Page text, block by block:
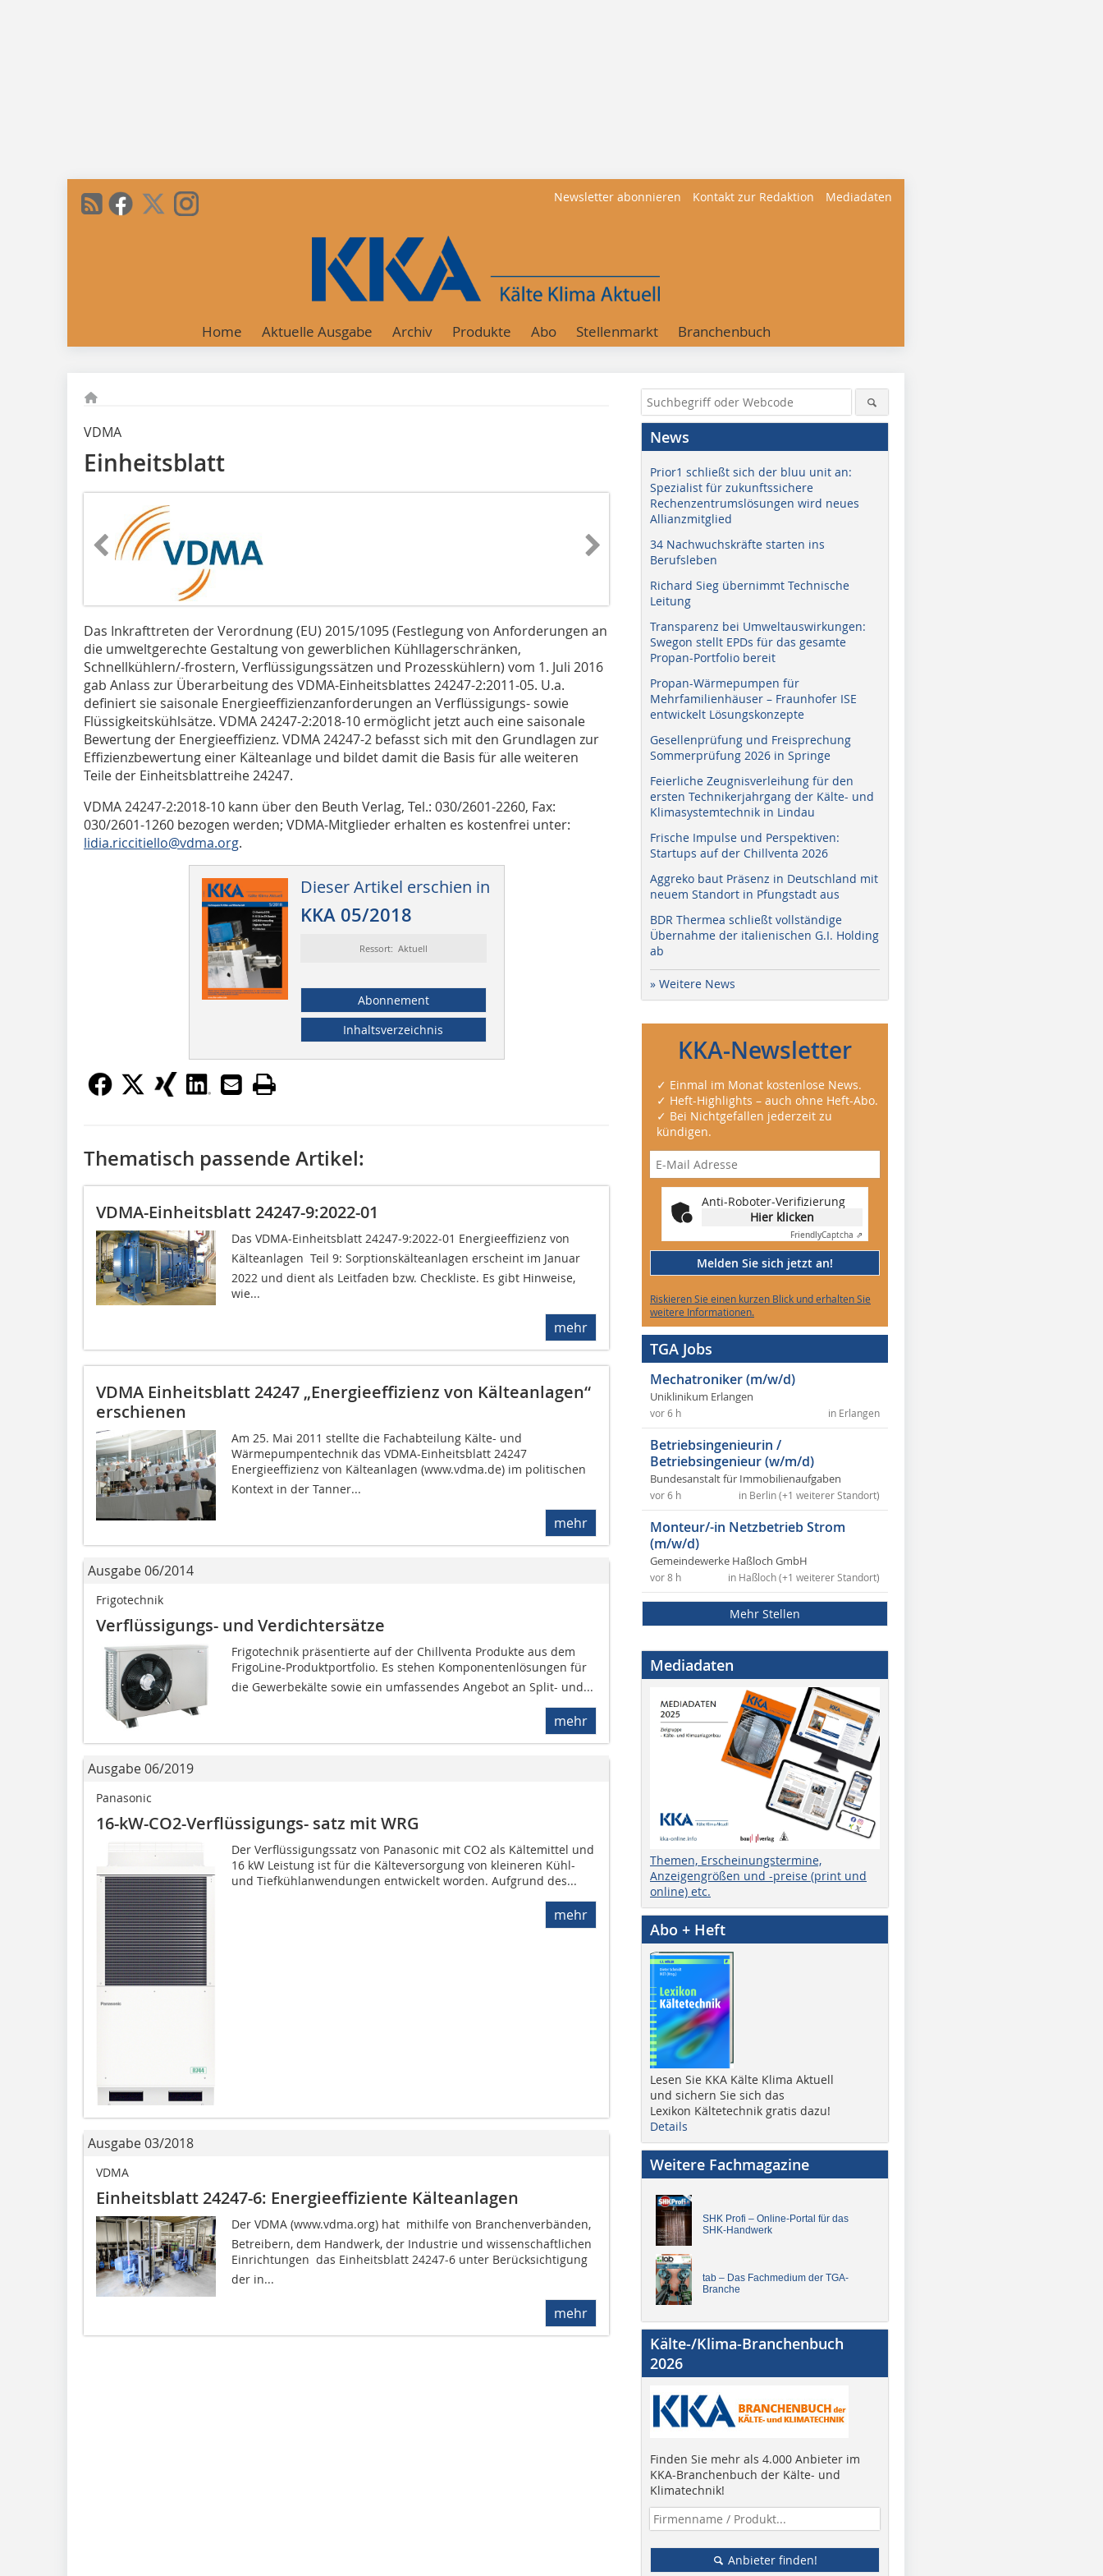
Newsletter abonnieren Kontakt zur Redaktion Mediadaten
Home Aktuelle Ausgabe Archiv Produkte Abo Stellenmarkt Branchenbuch
VDMA
Einheitsblatt
Das Inkrafttreten der Verordnung (EU) 2015/1095 (Festlegung von Anforderungen an
die umweltgerechte Gestaltung von gewerblichen Kühllagerschränken,
Schnellkühlern/-frostern, Verflüssigungssätzen und Prozesskühlern) vom 1. Juli 2016
gab Anlass zur Überarbeitung des VDMA-Einheitsblattes 24247-2:2011-05. U.a.
definiert sie saisonale Energieeffizienz­anforderungen an Verflüssigungs- sowie
Flüssigkeitskühlsätze. VDMA 24247-2:2018-10 ermöglicht jetzt auch eine saisonale
Bewertung der Energieeffizienz. VDMA 24247-2 befasst sich mit den Grundlagen zur
Effizienzbewertung einer Kälteanlage und bildet damit die Basis für alle weiteren
Teile der Einheitsblattreihe 24247.
VDMA 24247-2:2018-10 kann über den Beuth Verlag, Tel.: 030/2601-2260, Fax:
030/2601-1260 bezogen werden; VDMA-Mitglieder erhalten es kostenfrei unter:
lidia.riccitiello@vdma.org.
Dieser Artikel erschien in
KKA 05/2018
Ressort: Aktuell
Abonnement
Inhaltsverzeichnis
Thematisch passende Artikel:
VDMA-Einheitsblatt 24247-9:2022-01
Das VDMA-Einheitsblatt 24247-9:2022-01 Energieeffizienz von
Kälteanlagen  Teil 9: Sorptionskälteanlagen erscheint im Januar
2022 und dient als Leitfaden bzw. Checkliste. Es gibt Hinweise,
wie...
mehr
VDMA Einheitsblatt 24247 „Energieeffizienz von Kälteanlagen“
erschienen
Am 25. Mai 2011 stellte die Fachabteilung Kälte- und
Wärmepumpentechnik das VDMA-Einheitsblatt 24247
Energieeffizienz von Kälteanlagen (www.vdma.de) im politischen
Kontext in der Tanner...
mehr
Ausgabe 06/2014
Frigotechnik
Verflüssigungs- und Verdichtersätze
Frigotechnik präsentierte auf der Chillventa Produkte aus dem
FrigoLine-Produktportfolio. Es stehen Komponentenlösungen für
die Gewerbekälte sowie ein umfassendes Angebot an Split- und...
mehr
Ausgabe 06/2019
Panasonic
16-kW-CO2-Verflüssigungs- satz mit WRG
Der Verflüssigungssatz von Panasonic mit CO2 als Kältemittel und
16 kW Leistung ist für die Kälteversorgung von kleineren Kühl-
und Tiefkühlanwendungen entwickelt worden. Aufgrund des...
mehr
Ausgabe 03/2018
VDMA
Einheitsblatt 24247-6: Energieeffiziente Kälteanlagen
Der VDMA (www.vdma.org) hat  mithilfe von Branchenverbänden,
Betreibern, dem Handwerk, der Industrie und wissenschaftlichen
Einrichtungen  das Einheitsblatt 24247-6 unter Berücksichtigung
der in...
mehr
News
Prior1 schließt sich der bluu unit an:
Spezialist für zukunftssichere
Rechenzentrumslösungen wird neues
Allianzmitglied
34 Nachwuchskräfte starten ins
Berufsleben
Richard Sieg übernimmt Technische
Leitung
Transparenz bei Umweltauswirkungen:
Swegon stellt EPDs für das gesamte
Propan-Portfolio bereit
Propan-Wärmepumpen für
Mehrfamilienhäuser – Fraunhofer ISE
entwickelt Lösungskonzepte
Gesellenprüfung und Freisprechung
Sommerprüfung 2026 in Springe
Feierliche Zeugnisverleihung für den
ersten Technikerjahrgang der Kälte- und
Klimasystemtechnik in Lindau
Frische Impulse und Perspektiven:
Startups auf der Chillventa 2026
Aggreko baut Präsenz in Deutschland mit
neuem Standort in Pfungstadt aus
BDR Thermea schließt vollständige
Übernahme der italienischen G.I. Holding
ab
» Weitere News
KKA-Newsletter
✓ Einmal im Monat kostenlose News.
✓ Heft-Highlights – auch ohne Heft-Abo.
✓ Bei Nichtgefallen jederzeit zu
kündigen.
Anti-Roboter-Verifizierung
Hier klicken
FriendlyCaptcha ⇗
Melden Sie sich jetzt an!
Riskieren Sie einen kurzen Blick und erhalten Sie
weitere Informationen.
TGA Jobs
Mechatroniker (m/w/d)
Uniklinikum Erlangen
in Erlangen
vor 6 h
Betriebsingenieurin /
Betriebsingenieur (w/m/d)
Bundesanstalt für Immobilienaufgaben
in Berlin (+1 weiterer Standort)
vor 6 h
Monteur/-in Netzbetrieb Strom
(m/w/d)
Gemeindewerke Haßloch GmbH
in Haßloch (+1 weiterer Standort)
vor 8 h
Mehr Stellen
Mediadaten
Themen, Erscheinungstermine,
Anzeigengrößen und -preise (print und
online) etc.
Abo + Heft
Lesen Sie KKA Kälte Klima Aktuell
und sichern Sie sich das
Lexikon Kältetechnik gratis dazu!
Details
Weitere Fachmagazine
SHK Profi – Online-Portal für das
SHK-Handwerk
tab – Das Fachmedium der TGA-
Branche
Kälte-/Klima-Branchenbuch
2026
Finden Sie mehr als 4.000 Anbieter im
KKA-Branchenbuch der Kälte- und
Klimatechnik!
Anbieter finden!